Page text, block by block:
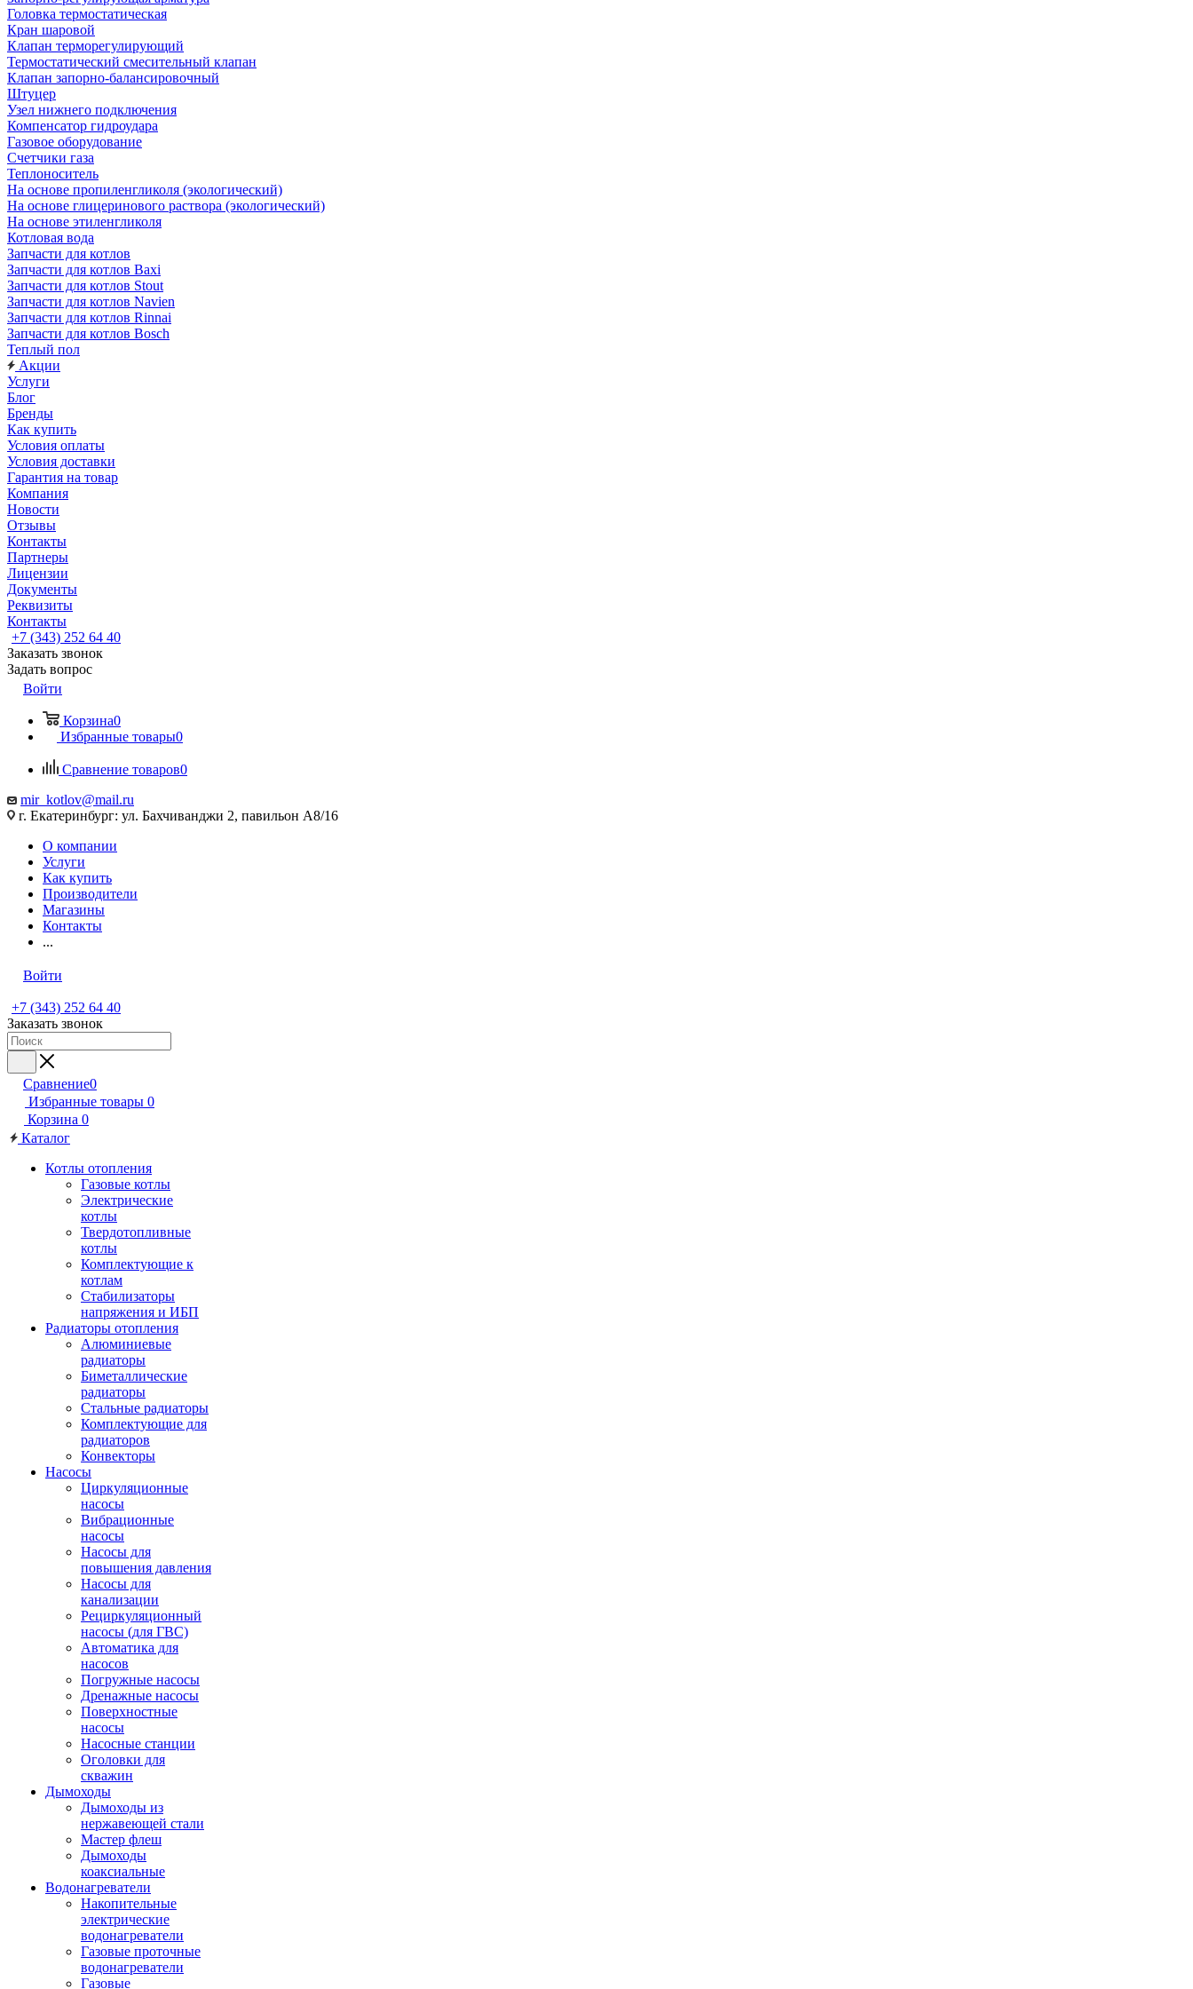
Головка термостатическая
Кран шаровой
Клапан терморегулирующий
Термостатический смесительный клапан
Клапан запорно-балансировочный
Штуцер
Узел нижнего подключения
Компенсатор гидроудара
Газовое оборудование
Счетчики газа
Теплоноситель
На основе пропиленгликоля (экологический)
На основе глицеринового раствора (экологический)
На основе этиленгликоля
Котловая вода
Запчасти для котлов
Запчасти для котлов Baxi
Запчасти для котлов Stout
Запчасти для котлов Navien
Запчасти для котлов Rinnai
Запчасти для котлов Bosch
Теплый пол
Акции
Услуги
Блог
Бренды
Как купить
Условия оплаты
Условия доставки
Гарантия на товар
Компания
Новости
Отзывы
Контакты
Партнеры
Лицензии
Документы
Реквизиты
Контакты
+7 (343) 252 64 40
Заказать звонок
Задать вопрос
Войти
Корзина0
Избранные товары0
Сравнение товаров0
mir_kotlov@mail.ru
г. Екатеринбург: ул. Бахчиванджи 2, павильон А8/16
О компании
Услуги
Как купить
Производители
Магазины
Контакты
...
Войти
+7 (343) 252 64 40
Заказать звонок
Сравнение0
Избранные товары 0
Корзина 0
Каталог
Котлы отопления
Газовые котлы
Электрические
котлы
Твердотопливные
котлы
Комплектующие к
котлам
Стабилизаторы
напряжения и ИБП
Радиаторы отопления
Алюминиевые
радиаторы
Биметаллические
радиаторы
Стальные радиаторы
Комплектующие для
радиаторов
Конвекторы
Насосы
Циркуляционные
насосы
Вибрационные
насосы
Насосы для
повышения давления
Насосы для
канализации
Рециркуляционный
насосы (для ГВС)
Автоматика для
насосов
Погружные насосы
Дренажные насосы
Поверхностные
насосы
Насосные станции
Оголовки для
скважин
Дымоходы
Дымоходы из
нержавеющей стали
Мастер флеш
Дымоходы
коаксиальные
Водонагреватели
Накопительные
электрические
водонагреватели
Газовые проточные
водонагреватели
Газовые